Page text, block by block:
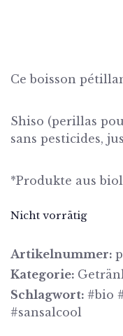
Ce boisson
Shiso (perillas
sans pesticides,
*Produkte aus
Nicht vorrätig
Artikelnummer:
Kategorie:
Schlagwort: #bio
#sansalcool